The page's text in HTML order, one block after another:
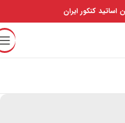
اساتید کنکور ایران